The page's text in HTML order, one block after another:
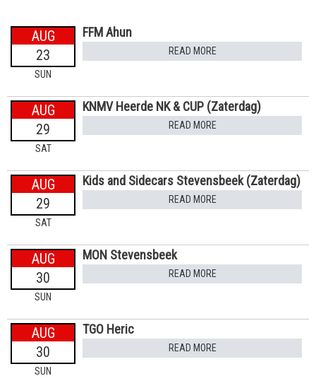
AUG
23
SUN
FFM Ahun
READ MORE
AUG
29
SAT
KNMV Heerde NK & CUP (Zaterdag)
READ MORE
AUG
29
SAT
Kids and Sidecars Stevensbeek (Zaterdag)
READ MORE
AUG
30
SUN
MON Stevensbeek
READ MORE
AUG
30
SUN
TGO Heric
READ MORE